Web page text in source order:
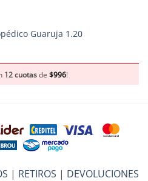
Guaruja 1.20
12 cuotasde $996!
| RETIROS | DEVOLUCIONES